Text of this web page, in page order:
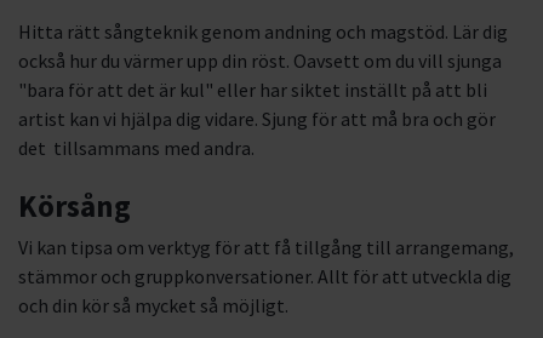
Hitta rätt sångteknik genom andning och magstöd. Lär dig
också hur du värmer upp din röst. Oavsett om du vill sjunga
"bara för att det är kul" eller har siktet inställt på att bli
artist kan vi hjälpa dig vidare. Sjung för att må bra och gör
det tillsammans med andra.
Körsång
Vi kan tipsa om verktyg för att få tillgång till arrangemang,
stämmor och gruppkonversationer. Allt för att utveckla dig
och din kör så mycket så möjligt.